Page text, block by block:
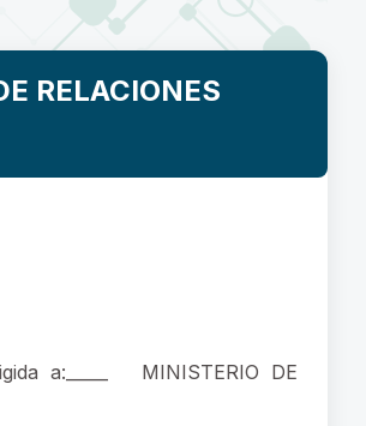
RELACIONES
a:_____
MINISTERIO DE